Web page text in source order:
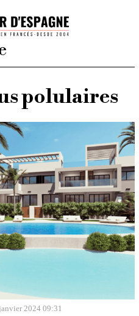
polulaires
2024 09:31